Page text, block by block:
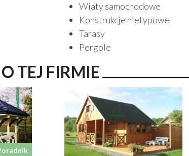
Wiaty samochodowe
Konstrukcje nietypowe
Tarasy
Pergole
TEJ FIRMIE